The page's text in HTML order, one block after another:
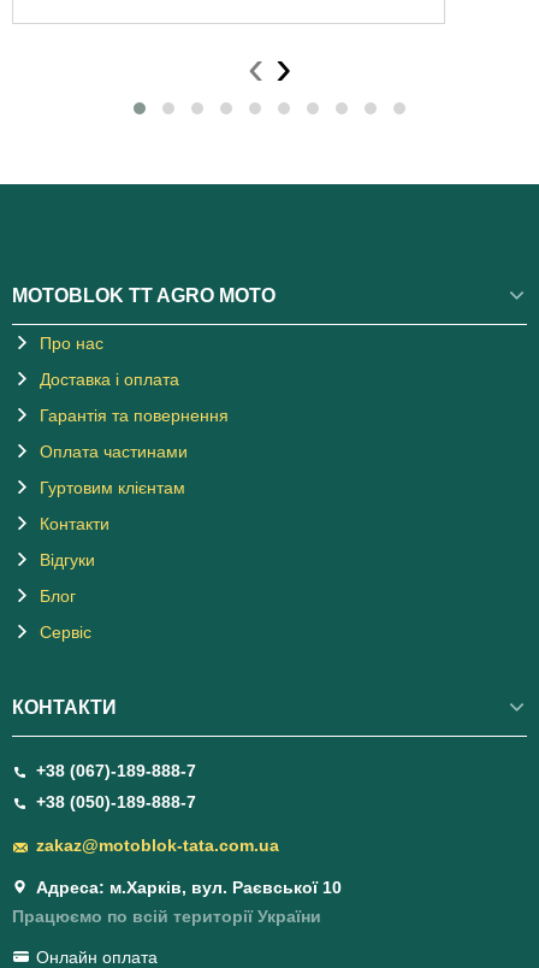
‹ ›
MOTOBLOK TT AGRO MOTO
Про нас
Доставка і оплата
Гарантія та повернення
Оплата частинами
Гуртовим клієнтам
Контакти
Відгуки
Блог
Сервіс
КОНТАКТИ
+38 (067)-189-888-7
+38 (050)-189-888-7
zakaz@motoblok-tata.com.ua
Адреса: м.Харків, вул. Раєвської 10
Працюємо по всій території України
Онлайн оплата